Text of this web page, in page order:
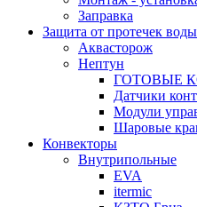
Заправка
Защита от протечек воды
Аквасторож
Нептун
ГОТОВЫЕ
Датчики
Модули
Шаровые
Конвекторы
Внутрипольные
EVA
itermic